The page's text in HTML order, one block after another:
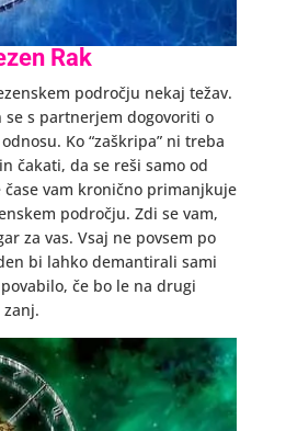
Rak
področju nekaj težav.
s partnerjem dogovoriti o
Ko “zaškripa” ni treba
čakati, da se reši samo od
čase vam kronično primanjkuje
področju. Zdi se vam,
za vas. Vsaj ne povsem po
bi lahko demantirali sami
če bo le na drugi